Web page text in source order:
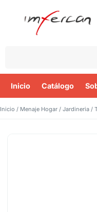
Inicio Catálogo
Inicio / Menaje Hogar / Jardineria /